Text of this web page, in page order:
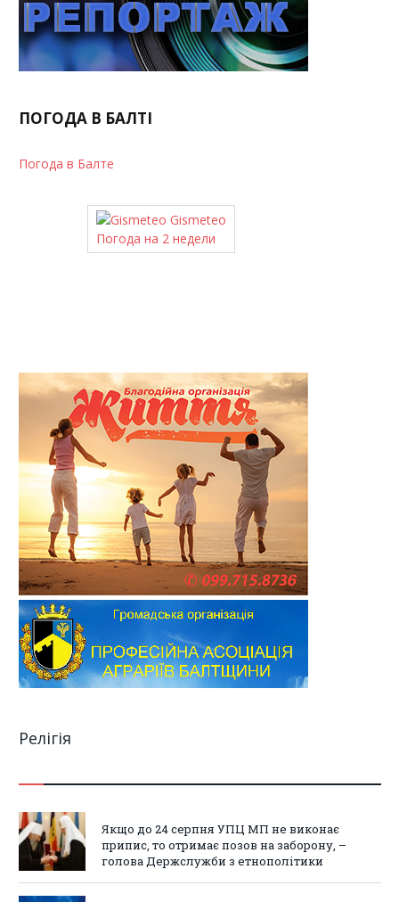
ПОГОДА В БАЛТІ
Погода в Балте
Gismeteo
Погода на 2 недели
Релігія
Якщо до 24 серпня УПЦ МП не виконає
припис, то отримає позов на заборону, –
голова Держслужби з етнополітики